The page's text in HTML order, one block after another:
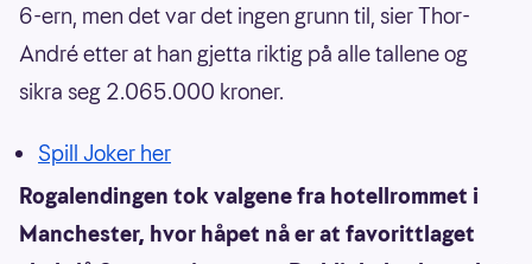
6-ern, men det var det ingen grunn til, sier Thor-
André etter at han gjetta riktig på alle tallene og
sikra seg 2.065.000 kroner.
Spill Joker her
Rogalendingen tok valgene fra hotellrommet i
Manchester, hvor håpet nå er at favorittlaget